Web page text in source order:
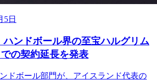
5日
ンドボール界の至宝ハルグリム
の契約延長を発表
ドボール部門が、アイスランド代表の